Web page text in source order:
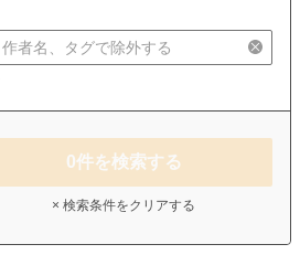
0件を検索する
× 検索条件をクリアする